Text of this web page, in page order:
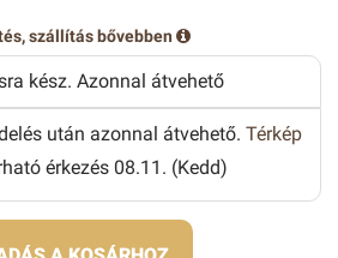
szállítás bővebben
kész. Azonnal átvehető
után azonnal átvehető. Térkép
érkezés 08.11. (Kedd)